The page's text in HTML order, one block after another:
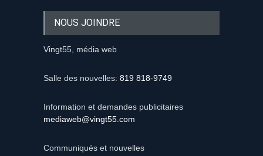
NOUS JOINDRE
Vingt55, média web
Salle des nouvelles: 819 818-9749
Information et demandes publicitaires
mediaweb@vingt55.com
Communiqués et nouvelles